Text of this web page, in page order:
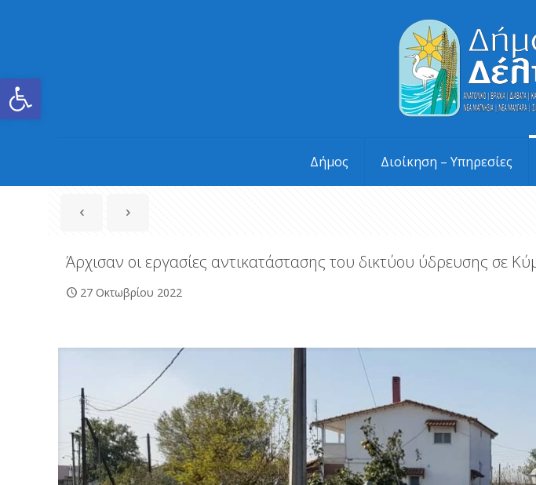
Ανοίξτε τη γραμμή εργαλείων
Δήμος Διοίκηση – Υπηρεσίες
Άρχισαν οι εργασίες αντικατάστασης του δικτύου ύδρευσης σε
27 Οκτωβρίου 2022